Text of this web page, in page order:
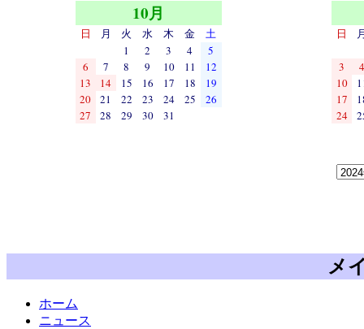
10月
日 月 火 水 木 金
土
1
2 3 4
5
6
7 8 9 10 11
12
13
14 15 16 17 18
19
20
21 22 23 24 25
26
27
28 29 30 31
日
3
4
10
17
24
メ
ホーム
ニュース